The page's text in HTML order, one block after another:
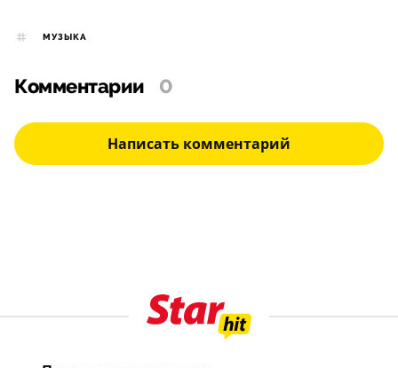
МУЗЫКА
Комментарии 0
Написать комментарий